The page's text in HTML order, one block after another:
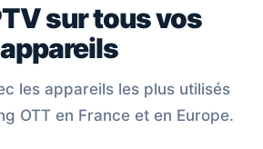
sur tous vos
appareils
les appareils les plus utilisés
OTT en France et en Europe.